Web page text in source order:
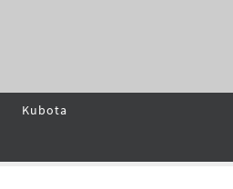
Kubota